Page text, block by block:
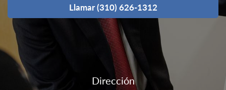
Llamar (310) 626-1312
Dirección